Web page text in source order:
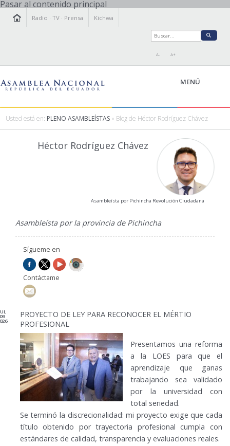
Pasar al contenido principal
Radio ·TV · Prensa Kichwa
A- A+
MENÚ
Usted está en: PLENO ASAMBLEÍSTAS » Blog de Héctor Rodríguez Chávez
Héctor Rodríguez Chávez
Asambleísta por Pichincha Revolución Ciudadana
Asambleísta por la provincia de Pichincha
Sígueme en
Contáctame
09
PROYECTO DE LEY PARA RECONOCER EL MÉRTIO
PROFESIONAL
Presentamos una reforma
a la LOES para que el
aprendizaje que ganas
trabajando sea validado
por la universidad con
total seriedad.
Se terminó la discrecionalidad: mi proyecto exige que cada
título obtenido por trayectoria profesional cumpla con
estándares de calidad, transparencia y evaluaciones reales.